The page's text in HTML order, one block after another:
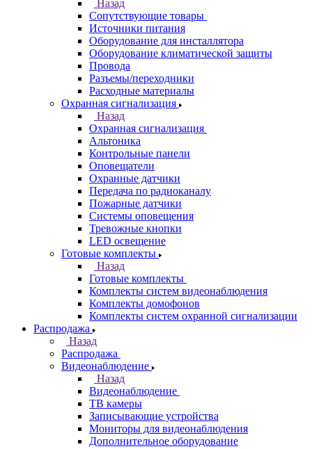
Назад
Сопутствующие товары
Источники питания
Оборудование для инсталлятора
Оборудование климатической защиты
Провода
Разъемы/переходники
Расходные материалы
Охранная сигнализация
Назад
Охранная сигнализация
Альтоника
Контрольные панели
Оповещатели
Охранные датчики
Передача по радиоканалу
Пожарные датчики
Системы оповещения
Тревожные кнопки
LED освещение
Готовые комплекты
Назад
Готовые комплекты
Комплекты систем видеонаблюдения
Комплекты домофонов
Комплекты систем охранной сигнализации
Распродажа
Назад
Распродажа
Видеонаблюдение
Назад
Видеонаблюдение
ТВ камеры
Записывающие устройства
Мониторы для видеонаблюдения
Дополнительное оборудование